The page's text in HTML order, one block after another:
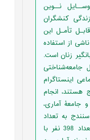
نــوین
کنشگران
تأمـل این
از استفاده
زنان است.
جامعه‌شناختی
اینستاگرام
انجام
آماری،
شهر سنندج به تعداد
85687 نفر است که از این مقدار، تعداد 398 نفر با